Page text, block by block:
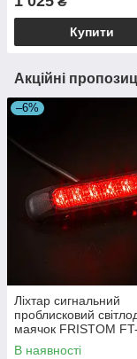
Купити
Акційні
–6%
Ліхтар сигнальний
проблисковий
маячок FRISTOM
LED червоний
В наявності